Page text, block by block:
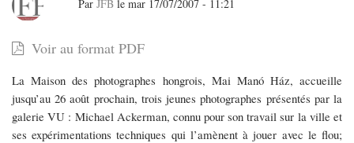
VU
et
pris
!
Par JFB le mar 17/07/2007 - 11:21
Voir au format PDF
La Maison des photographes hongrois, Mai Manó Ház, accueille
jusqu’au 26 août prochain, trois jeunes photographes présentés par la
galerie VU : Michael Ackerman, connu pour son travail sur la ville et
ses expérimentations techniques qui l’amènent à jouer avec le flou;